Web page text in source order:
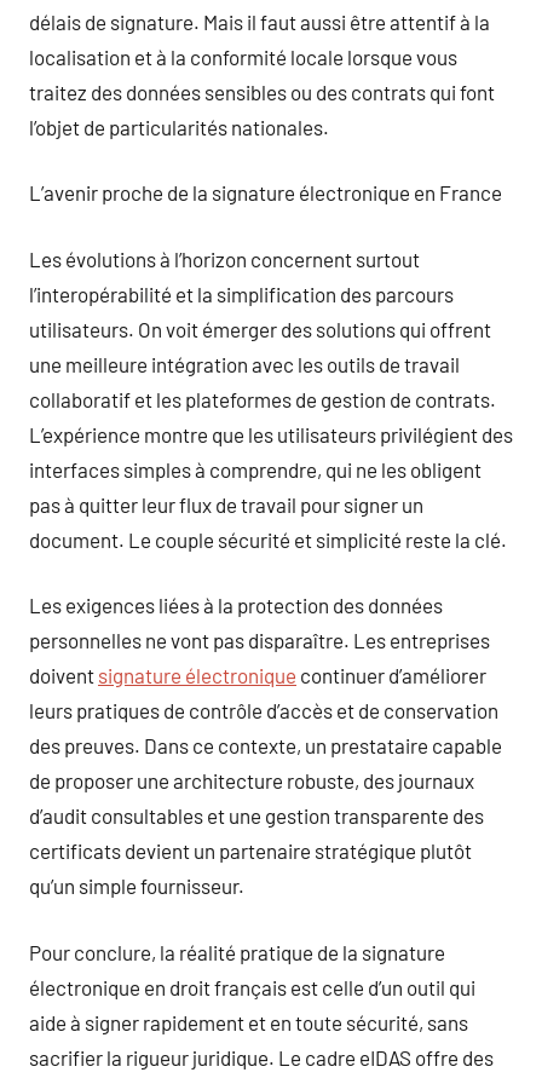
délais de signature. Mais il faut aussi être attentif à la
localisation et à la conformité locale lorsque vous
traitez des données sensibles ou des contrats qui font
l’objet de particularités nationales.
L’avenir proche de la signature électronique en France
Les évolutions à l’horizon concernent surtout
l’interopérabilité et la simplification des parcours
utilisateurs. On voit émerger des solutions qui offrent
une meilleure intégration avec les outils de travail
collaboratif et les plateformes de gestion de contrats.
L’expérience montre que les utilisateurs privilégient des
interfaces simples à comprendre, qui ne les obligent
pas à quitter leur flux de travail pour signer un
document. Le couple sécurité et simplicité reste la clé.
Les exigences liées à la protection des données
personnelles ne vont pas disparaître. Les entreprises
doivent signature électronique continuer d’améliorer
leurs pratiques de contrôle d’accès et de conservation
des preuves. Dans ce contexte, un prestataire capable
de proposer une architecture robuste, des journaux
d’audit consultables et une gestion transparente des
certificats devient un partenaire stratégique plutôt
qu’un simple fournisseur.
Pour conclure, la réalité pratique de la signature
électronique en droit français est celle d’un outil qui
aide à signer rapidement et en toute sécurité, sans
sacrifier la rigueur juridique. Le cadre eIDAS offre des